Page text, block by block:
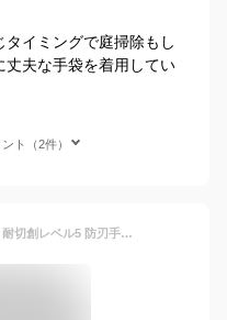
イミングで庭掃除もし
丈夫な手袋を着用してい
ト（2件）
耐切創手袋 S/M/L/XL 作業用手袋 耐切創レベル5 防刃手袋 カットガード 安全 防災用品 通気性 サンディコート 滑り止め 高耐久 DIY 土木作業 HPPE ユニセックス ESTG01 EVERSAFE (メール便3双までOK)